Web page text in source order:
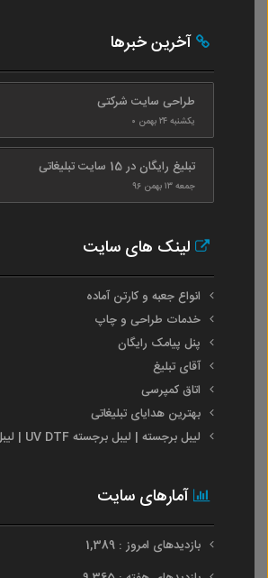
آخرین خبرها
طراحی سایت شرکتی
یکشنبه ۲۴ بهمن ۰
تبلیغ رایگان در 15 سایت تبلیغاتی
جمعه ۱۳ بهمن ۹۶
لینک های سایت
انواع جعبه و کارتن آماده
خدمات طراحی و چاپ
پنل پیامک رایگان
آقای تبلیغ
اتاق کمپرسی
بهترین هدایای تبلیغاتی
لیبل برجسته | لیبل برجسته UV DTF | لیبل UV DTF
آمارهای سایت
بازدیدهای امروز : 1,389